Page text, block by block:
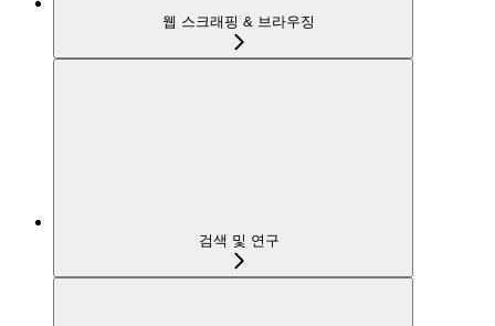
웹 스크래핑 & 브라우징
검색 및 연구